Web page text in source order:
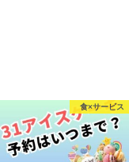
食×サービス